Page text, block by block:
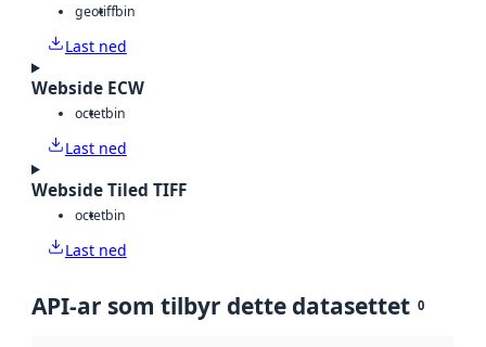
geotiffbin
Last ned
Webside ECW
octetbin
Last ned
Webside Tiled TIFF
octetbin
Last ned
API-ar som tilbyr dette datasettet 0